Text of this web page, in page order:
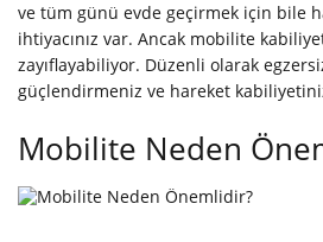
ve tüm günü evde geçirmek için bile
ihtiyacınız var. Ancak mobilite
zayıflayabiliyor. Düzenli olarak
güçlendirmeniz ve hareket
Mobilite Neden